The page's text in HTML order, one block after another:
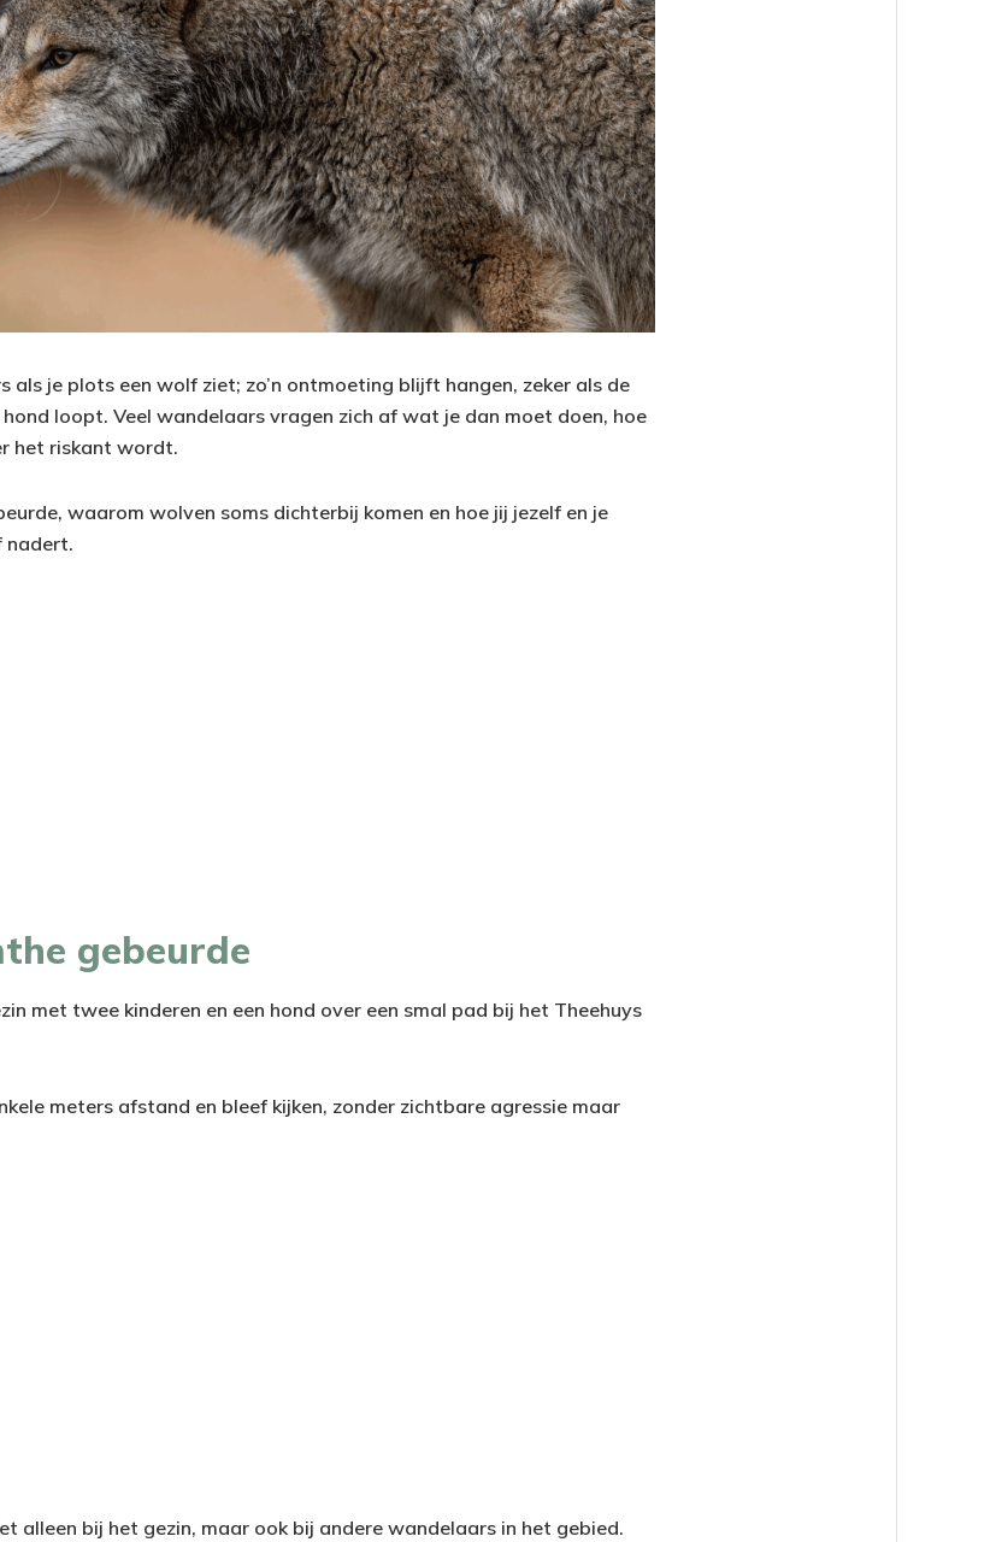
als je plots een wolf ziet; zo’n ontmoeting blijft hangen, zeker als de
loopt. Veel wandelaars vragen zich af wat je dan moet doen, hoe
het riskant wordt.
waarom wolven soms dichterbij komen en hoe jij jezelf en je
nadert.
gebeurde
met twee kinderen en een hond over een smal pad bij het Theehuys
meters afstand en bleef kijken, zonder zichtbare agressie maar
alleen bij het gezin, maar ook bij andere wandelaars in het gebied.